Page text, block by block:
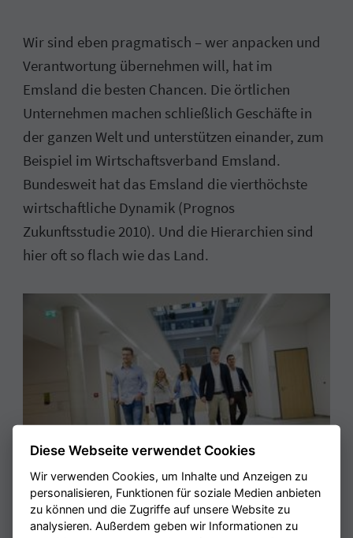
Wir sind eben pragmatisch – wer anpacken und
Verantwortung übernehmen will, hat im
Emsland die besten Chancen. Die örtlichen
Unternehmen machen schließlich Geschäfte in
der ganzen Welt und unterstützen einander, zum
Beispiel im Wirtschaftsverband Emsland.
Bundesweit hat das Emsland die vierthöchste
wirtschaftliche Dynamik (Prognos
Zukunftsstudie 2010). Und die Hierarchien sind
hier oft so flach wie das Land.
Teamwork, berufliche Entwicklung und
Diese Webseite verwendet Cookies
Wir verwenden Cookies, um Inhalte und Anzeigen zu
personalisieren, Funktionen für soziale Medien anbieten
zu können und die Zugriffe auf unsere Website zu
analysieren. Außerdem geben wir Informationen zu